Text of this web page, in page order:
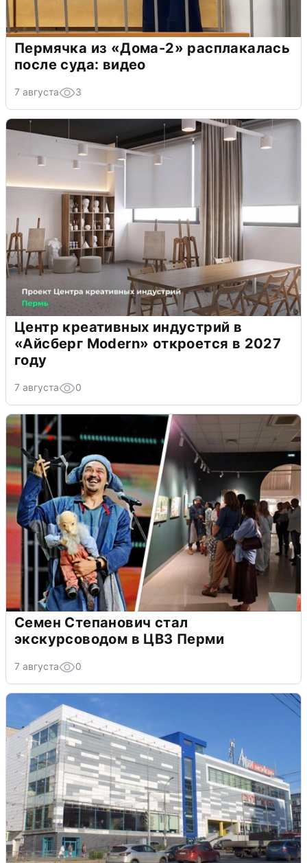
Пермячка из «Дома-2» расплакалась
после суда: видео
7 августа 3
Центр креативных индустрий в
«Айсберг Modern» откроется в 2027
году
7 августа 0
Семен Степанович стал
экскурсоводом в ЦВЗ Перми
7 августа 0